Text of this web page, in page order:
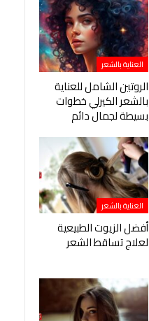
العناية بالشعر
الروتين الشامل للعناية
بالشعر الكيرلي خطوات
بسيطة لجمال دائم
العناية بالشعر
أفضل الزيوت الطبيعية
لعلاج تساقط الشعر